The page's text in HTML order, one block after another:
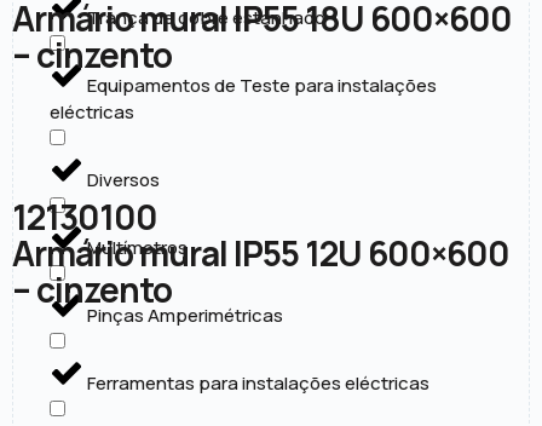
Trança de cobre estanhado
Equipamentos de Teste para instalações
eléctricas
Diversos
Multímetros
Pinças Amperimétricas
Ferramentas para instalações eléctricas
Armário mural IP55 18U 600×600
– cinzento
12130100
Armário mural IP55 12U 600×600
– cinzento